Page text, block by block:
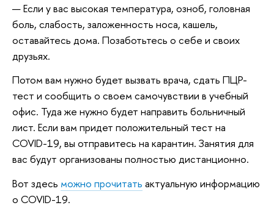
— Если у вас высокая температура, озноб, головная
боль, слабость, заложенность носа, кашель,
оставайтесь дома. Позаботьтесь о себе и своих
друзьях.
Потом вам нужно будет вызвать врача, сдать ПЦР-
тест и сообщить о своем самочувствии в учебный
офис. Туда же нужно будет направить больничный
лист. Если вам придет положительный тест на
COVID-19, вы отправитесь на карантин. Занятия для
вас будут организованы полностью дистанционно.
Вот здесь можно прочитать актуальную информацию
о COVID-19.